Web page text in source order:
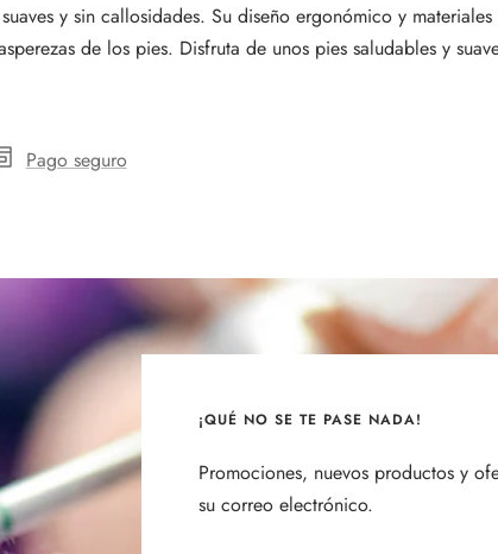
y sin callosidades. Su diseño ergonómico y materiales
de los pies. Disfruta de unos pies saludables y
Pago seguro
¡QUÉ NO SE TE PASE NADA!
Promociones, nuevos productos y
su correo electrónico.